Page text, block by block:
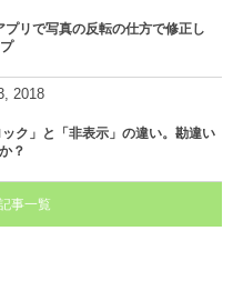
プリで写真の反転の仕方で修正し
, 2018
ク」と「非表示」の違い。勘違い
？
事一覧